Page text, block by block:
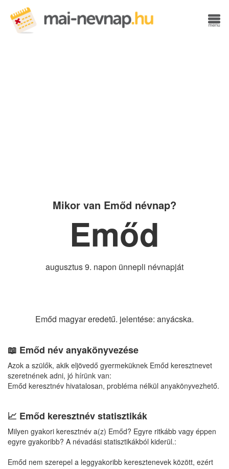
Mikor van Emőd névnap?
Emőd
augusztus 9. napon ünnepli névnapját
Emőd magyar eredetű. jelentése: anyácska.
📖 Emőd név anyakönyvezése
Azok a szülők, akik eljövedő gyermeküknek Emőd keresztnevet
szeretnének adni, jó hírünk van:
Emőd keresztnév hivatalosan, probléma nélkül anyakönyvezhető.
📈 Emőd keresztnév statisztikák
Milyen gyakori keresztnév a(z) Emőd? Egyre ritkább vagy éppen
egyre gyakoribb? A névadási statisztikákból kiderül.:
Emőd nem szerepel a leggyakoribb keresztenevek között, ezért